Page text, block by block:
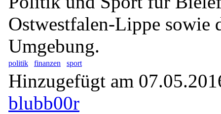
Ostwestfalen-Lippe sowie
Umgebung.
politik finanzen sport
Hinzugefügt am
blubb00r